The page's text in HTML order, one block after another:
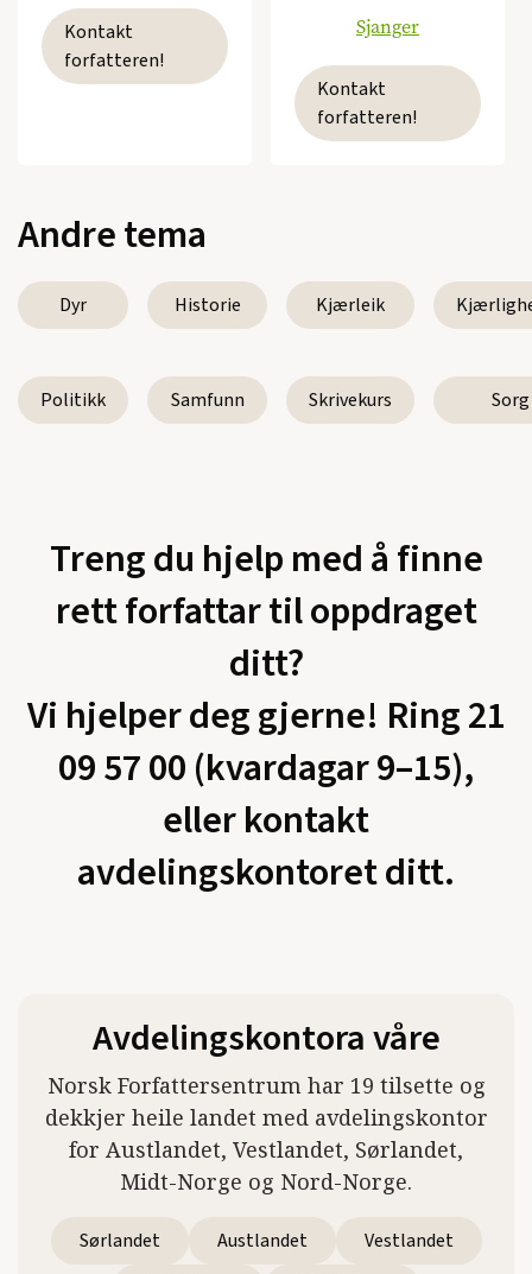
Kontakt
forfatteren!
Sjanger
Kontakt
forfatteren!
Andre tema
Dyr Historie Kjærleik
Politikk Samfunn Skrivekurs Sorg
Treng du hjelp med å finne
rett forfattar til oppdraget
ditt?
Vi hjelper deg gjerne! Ring 21
09 57 00 (kvardagar 9–15),
eller kontakt
avdelingskontoret ditt.
Avdelingskontora våre
Norsk Forfattersentrum har 19 tilsette og
dekkjer heile landet med avdelingskontor
for Austlandet, Vestlandet, Sørlandet,
Midt-Norge og Nord-Norge.
Sørlandet Austlandet
Vestlandet